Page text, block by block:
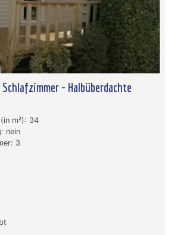
- Halbüberdachte
m²): 34
nein
3